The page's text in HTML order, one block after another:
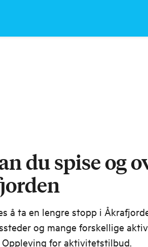
du spise og
å ta en lengre stopp i
og mange forskellige
for aktivitetstilbud.